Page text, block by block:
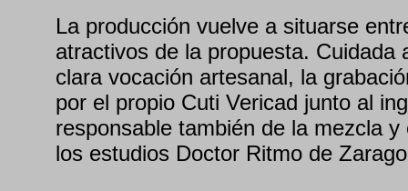
La producción vuelve a situarse
atractivos de la propuesta. Cuidada
clara vocación artesanal, la
por el propio Cuti Vericad junto al
responsable también de la mezcla
los estudios Doctor Ritmo de